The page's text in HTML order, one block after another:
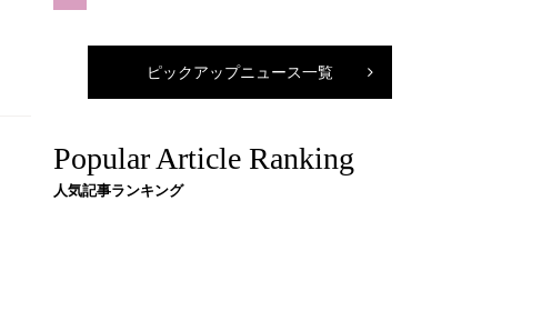
ピックアップニュース一覧
Popular Article Ranking
人気記事ランキング